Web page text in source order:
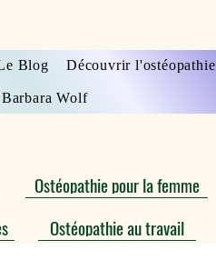
Blog Découvrir l'ostéopathie
Wolf
Ostéopathie pour la femme
Ostéopathie au travail